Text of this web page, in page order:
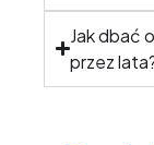
Jak dbać
przez